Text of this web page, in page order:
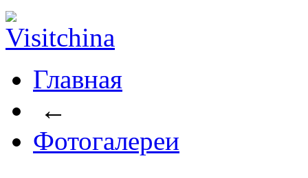
Главная
←
Фотогалереи